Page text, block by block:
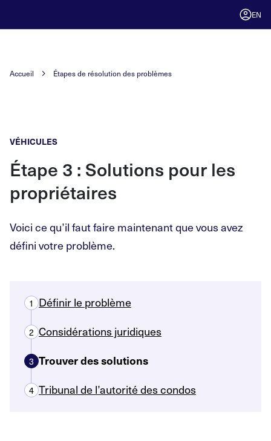
EN
Accueil Étapes de résolution des problèmes
VÉHICULES
Étape 3 : Solutions pour les
propriétaires
Voici ce qu’il faut faire maintenant que vous avez
défini votre problème.
1 Définir le problème
2 Considérations juridiques
3 Trouver des solutions
4 Tribunal de l’autorité des condos